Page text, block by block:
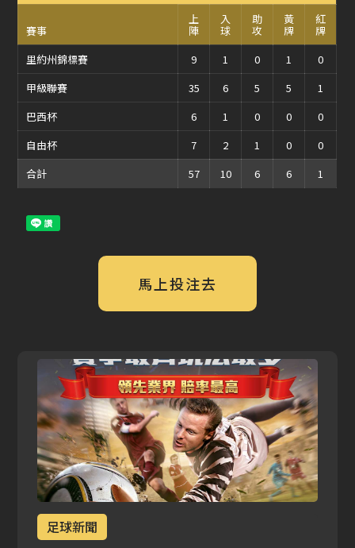
賽事
上
陣
入
球
助
攻
黃
牌
紅
牌
里約州錦標賽
9 1 0 1
0
甲級聯賽
35 6 5 5
1
巴西杯
6 1 0 0
0
自由杯
7 2 1 0
0
合計
57 10 6 6 1
馬上投注去
足球新聞